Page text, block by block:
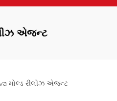
એજન્ટ
મોલ્ડ રીલીઝ એજન્ટ